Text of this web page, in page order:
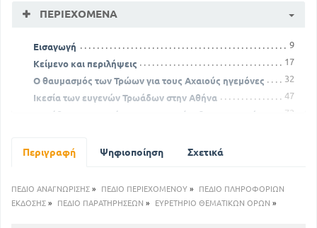
ΠΕΡΙΕΧΌΜΕΝΑ
Εισαγωγή
9
Κείμενο και περιλήψεις
17
Ο θαυμασμός των Τρώων για τους Αχαιούς ηγεμόνες
32
Ικεσία των ευγενών Τρωάδων στην Αθήνα
47
Μετάβαση του Πριάμου στο στρατόπεδο των Αχαιών
72
Ερμηνευτικές σημειώσεις
Ραψωδία Ω
170
Περιγραφή Ψηφιοποίηση Σχετικά
ΠΕΔΙΟ ΑΝΑΓΝΩΡΙΣΗΣ » ΠΕΔΙΟ ΠΕΡΙΕΧΟΜΕΝΟΥ »
ΠΕΔΙΟ ΠΛΗΡΟΦΟΡΙΩΝ
ΕΚΔΟΣΗΣ » ΠΕΔΙΟ ΠΑΡΑΤΗΡΗΣΕΩΝ » ΕΥΡΕΤΗΡΙΟ ΘΕΜΑΤΙΚΩΝ ΟΡΩΝ »